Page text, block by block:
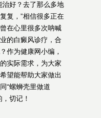
治好？去了那么多地
复，”相信很多正在
在心里很多次呐喊
的白癜风诊疗，合
作为健康网小编，
实际需求，为大家
望能帮助大家做出
“螺蛳壳里做道
切记！